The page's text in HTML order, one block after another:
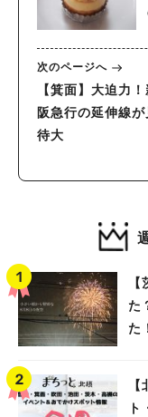
次のページへ
【箕面】大迫力
阪急行の延伸線
待大
た
た